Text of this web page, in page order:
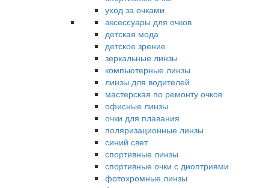
уход за очками
аксессуары для очков
детская мода
детское зрение
зеркальные линзы
компьютерные линзы
линзы для водителей
мастерская по ремонту очков
офисные линзы
очки для плавания
поляризационные линзы
синий свет
спортивные линзы
спортивные очки с диоптриями
фотохромные линзы